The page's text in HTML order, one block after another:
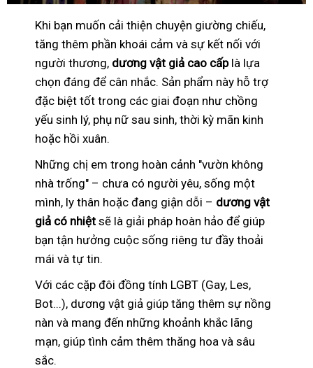
Khi bạn muốn cải thiện chuyện giường chiếu,
tăng thêm phần khoái cảm và sự kết nối với
người thương, dương vật giả cao cấplà lựa
chọn đáng để cân nhắc. Sản phẩm này hỗ trợ
đặc biệt tốt trong các giai đoạn như chồng
yếu sinh lý, phụ nữ sau sinh, thời kỳ mãn kinh
hoặc hồi xuân.
Những chị em trong hoàn cảnh "vườn không
nhà trống" – chưa có người yêu, sống một
mình, ly thân hoặc đang giận dỗi – dương vật
giả có nhiệt sẽ là giải pháp hoàn hảo để giúp
bạn tận hưởng cuộc sống riêng tư đầy thoải
mái và tự tin.
Với các cặp đôi đồng tính LGBT (Gay, Les,
Bot...), dương vật giả giúp tăng thêm sự nồng
nàn và mang đến những khoảnh khắc lãng
mạn, giúp tình cảm thêm thăng hoa và sâu
sắc.